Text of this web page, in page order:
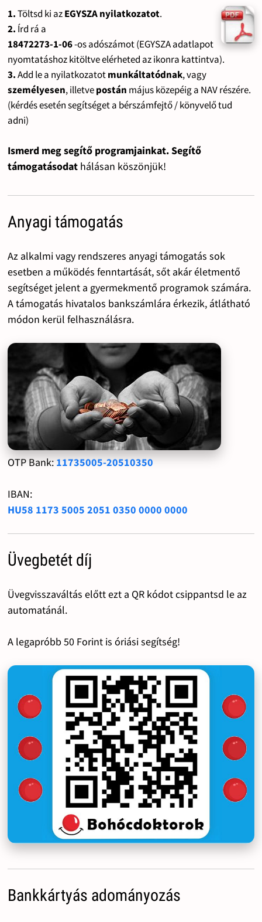
1.Töltsd ki azEGYSZA nyilatkozatot.
2. Írd rá a
18472273-1-06-os adószámot (EGYSZA adatlapot
nyomtatáshoz kitöltve elérheted az ikonra kattintva).
3.Add le a nyilatkozatotmunkáltatódnak, vagy
személyesen, illetvepostán május közepéig a NAV részére.
(kérdés esetén segítséget a bérszámfejtő / könyvelő tud
adni)
Ismerd meg segítő programjainkat. Segítő
támogatásodat hálásan köszönjük!
Anyagi támogatás
Az alkalmi vagy rendszeres anyagi támogatás sok
esetben a működés fenntartását, sőt akár életmentő
segítséget jelent a gyermekmentő programok számára.
A támogatás hivatalos bankszámlára érkezik, átlátható
módon kerül felhasználásra.
OTP Bank: 11735005-20510350
IBAN:
HU58 1173 5005 2051 0350 0000 0000
Üvegbetét díj
Üvegvisszaváltás előtt ezt a QR kódot csippantsd le az
automatánál.
A legapróbb 50 Forint is óriási segítség!
Bankkártyás adományozás